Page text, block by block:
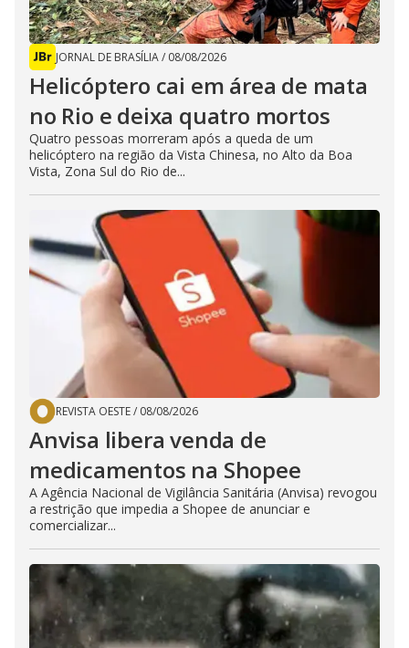
JORNAL DE BRASÍLIA/ 08/08/2026
Helicóptero cai em área de mata
no Rio e deixa quatro mortos
Quatro pessoas morreram após a queda de um
helicóptero na região da Vista Chinesa, no Alto da Boa
Vista, Zona Sul do Rio de...
REVISTA OESTE/ 08/08/2026
Anvisa libera venda de
medicamentos na Shopee
A Agência Nacional de Vigilância Sanitária (Anvisa) revogou
a restrição que impedia a Shopee de anunciar e
comercializar...